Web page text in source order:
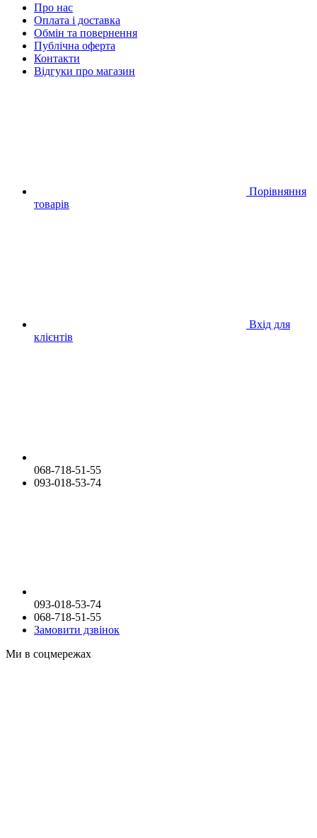
Про нас
Оплата і доставка
Обмін та повернення
Публічна оферта
Контакти
Відгуки про магазин
Порівняння
товарів
Вхід для
клієнтів
068-718-51-55
093-018-53-74
093-018-53-74
068-718-51-55
Замовити дзвінок
Ми в соцмережах